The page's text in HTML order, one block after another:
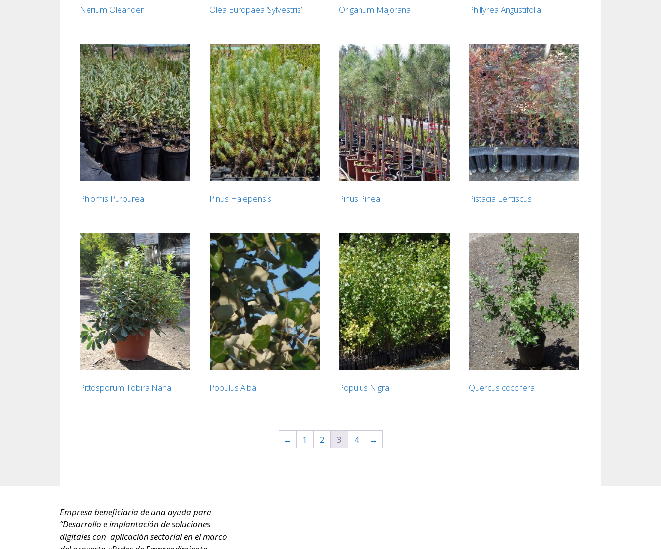
Nerium Oleander Olea Europaea ‘Sylvestris’ Origanum Majorana Phillyrea Angustifolia
Phlomis Purpurea Pinus Halepensis Pinus Pinea Pistacia Lentiscus
Pittosporum Tobira Nana Populus Alba Populus Nigra Quercus coccifera
← 1 2 3 4 →
Empresa beneficiaria de una ayuda para
“Desarrollo e implantación de soluciones
digitales con aplicación sectorial en el marco